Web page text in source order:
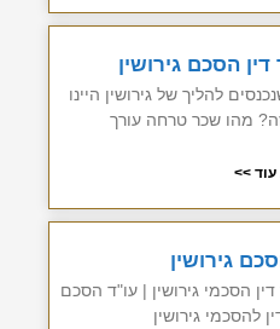
הסכם גירושין
להליך של גירושין היינו
מהו שכר טרחה עורך
>>
גירושין
דין הסכמי גירושין | עו"ד הסכם
להסכמי גירושין